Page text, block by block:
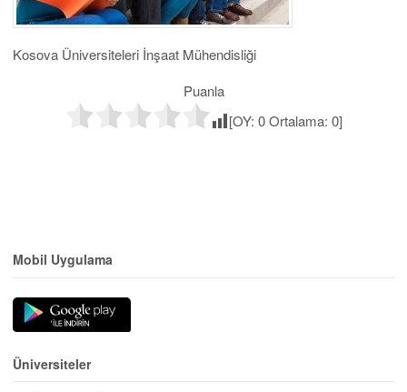
Kosova Üniversiteleri İnşaat Mühendisliği
Puanla
[OY: 0Ortalama: 0]
Mobil Uygulama
Üniversiteler